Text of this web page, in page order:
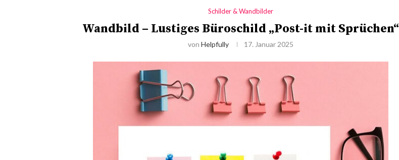
Schilder & Wandbilder
Wandbild – Lustiges Büroschild „Post-it mit Sprüchen“
vonHelpfully 17. Januar 2025